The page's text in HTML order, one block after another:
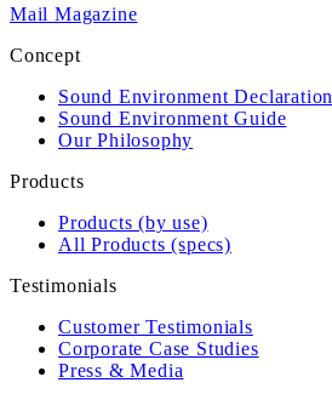
Mail Magazine
Concept
Sound Environment Declaration
Sound Environment Guide
Our Philosophy
Products
Products (by use)
All Products (specs)
Testimonials
Customer Testimonials
Corporate Case Studies
Press & Media